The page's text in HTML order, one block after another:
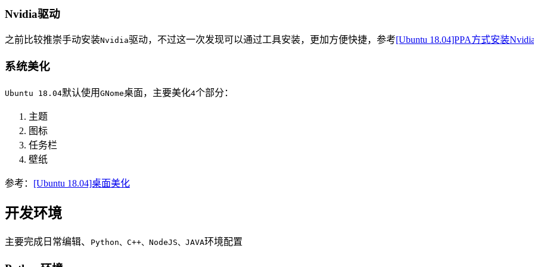
Nvidia驱动
之前比较推崇手动安装Nvidia驱动，不过这一次发现可以通过工具安装，更加方便快捷，参考[Ubuntu 18.04]PPA方式安装
系统美化
Ubuntu 18.04默认使用 GNome桌面，主要美化4个部分：
主题
图标
任务栏
壁纸
参考： [Ubuntu 18.04]桌面美化
开发环境
主要完成日常编辑、 Python、C++、NodeJS、JAVA环境配置